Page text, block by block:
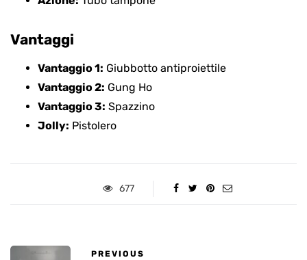
Vantaggi
Vantaggio 1: Giubbotto antiproiettile
Vantaggio 2: Gung Ho
Vantaggio 3: Spazzino
Jolly: Pistolero
677
PREVIOUS